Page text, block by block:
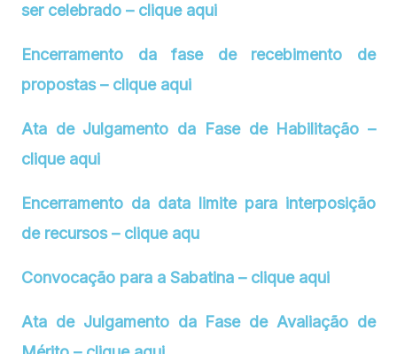
ser celebrado – clique aqui
Encerramento da fase de recebimento de
propostas – clique aqui
Ata de Julgamento da Fase de Habilitação –
clique aqui
Encerramento da data limite para interposição
de recursos – clique aqu
Convocação para a Sabatina – clique aqui
Ata de Julgamento da Fase de Avaliação de